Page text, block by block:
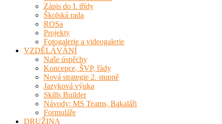
Zápis do I. třídy
Školská rada
ROSa
Projekty
Fotogalerie a videogalerie
VZDĚLÁVÁNÍ
Naše úspěchy
Koncepce, ŠVP, řády
Nová strategie 2. stupně
Jazyková výuka
Skills Builder
Návody: MS Teams, Bakaláři
Formuláře
DRUŽINA